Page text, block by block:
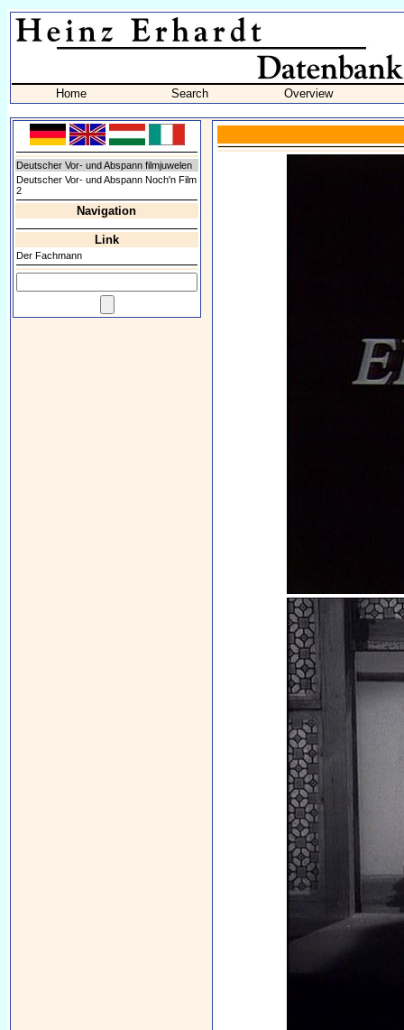
Home Search Overview
Deutscher Vor- und Abspann filmjuwelen
Deutscher Vor- und Abspann Noch'n Film
2
Navigation
Link
Der Fachmann